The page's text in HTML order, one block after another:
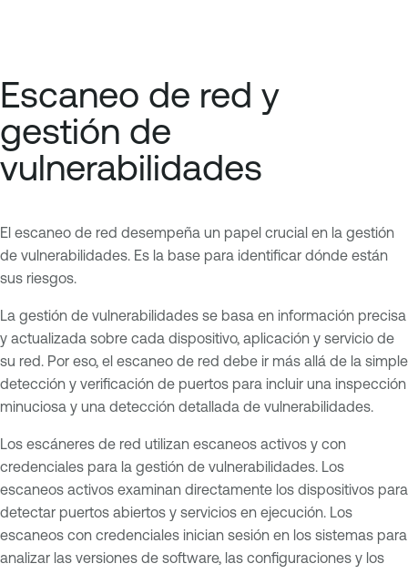
Escaneo de red y
gestión de
vulnerabilidades
El escaneo de red desempeña un papel crucial en la gestión
de vulnerabilidades. Es la base para identificar dónde están
sus riesgos.
La gestión de vulnerabilidades se basa en información precisa
y actualizada sobre cada dispositivo, aplicación y servicio de
su red. Por eso, el escaneo de red debe ir más allá de la simple
detección y verificación de puertos para incluir una inspección
minuciosa y una detección detallada de vulnerabilidades.
Los escáneres de red utilizan escaneos activos y con
credenciales para la gestión de vulnerabilidades. Los
escaneos activos examinan directamente los dispositivos para
detectar puertos abiertos y servicios en ejecución. Los
escaneos con credenciales inician sesión en los sistemas para
analizar las versiones de software, las configuraciones y los